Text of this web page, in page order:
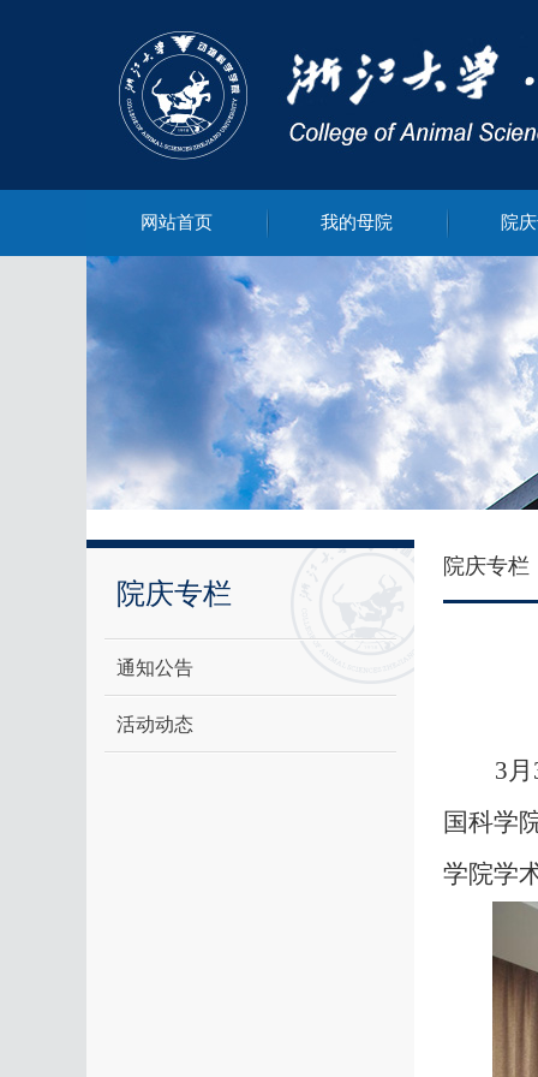
网站首页 我的母院 院
院庆专栏
通知公告
活动动态
院庆专栏
3月
国科学
学院学